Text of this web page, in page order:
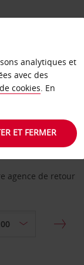
agence de retour
analytiques et
avec des
cookies. En
ET FERMER